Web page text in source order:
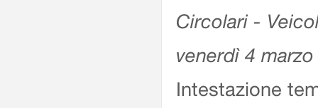
Circolari -
venerdì 4
Intestazione